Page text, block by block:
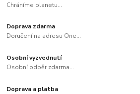
Chráníme planetu...
Doprava zdarma
Doručení na adresu One...
Osobní vyzvednutí
Osobní odběr zdarma...
Doprava a platba